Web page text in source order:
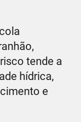
tende a
hídrica,
e